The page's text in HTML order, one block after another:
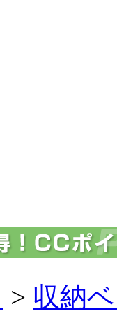
> 収納